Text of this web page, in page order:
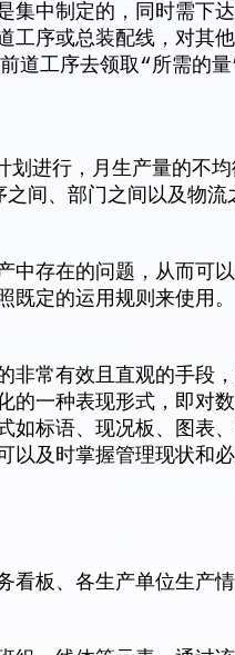
集中制定的，同时需下
工序或总装配线，对其
道工序去领取“所需的
进行，月生产量的不
间、部门之间以及物流
中存在的问题，从而可
既定的运用规则来使用。
非常有效且直观的手段
的一种表现形式，即对
如标语、现况板、图表
以及时掌握管理现状和
看板、各生产单位生产